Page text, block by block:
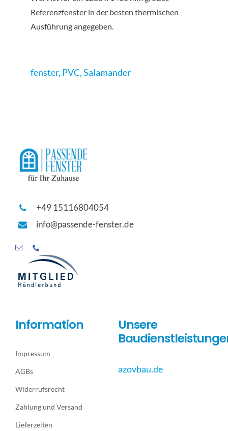
Referenzfenster in der besten thermischen
Ausführung angegeben.
fenster, PVC,Salamander
+49 15116804054
info@passende-fenster.de
Information
Impressum
AGBs
Widerrufsrecht
Zahlung und Versand
Lieferzeiten
Unsere
azovbau.de